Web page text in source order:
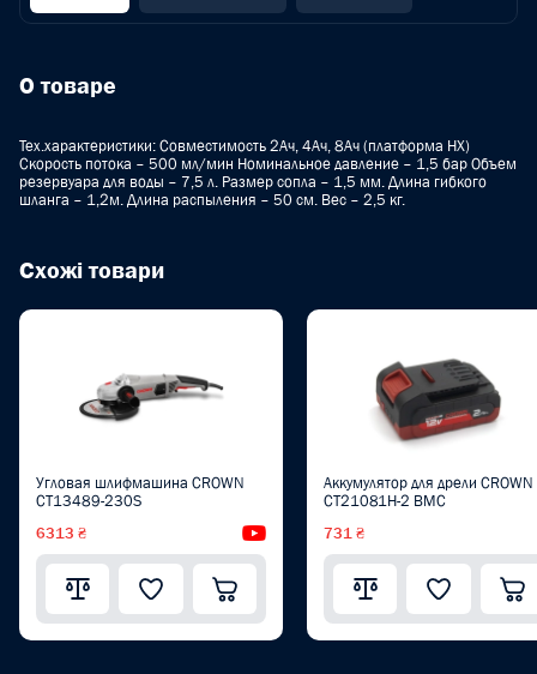
О товаре
Тех.характеристики: Совместимость 2Ач, 4Ач, 8Ач (платформа НХ)
Скорость потока – 500 мл/мин Номинальное давление – 1,5 бар Объем
резервуара для воды – 7,5 л. Размер сопла – 1,5 мм. Длина гибкого
шланга – 1,2м. Длина распыления – 50 см. Вес – 2,5 кг.
Схожі товари
Угловая шлифмашина CROWN
CT13489-230S
6313 ₴ Видеообзор
Аккумулятор для дрели CROWN
CT21081H-2 BMC
731 ₴